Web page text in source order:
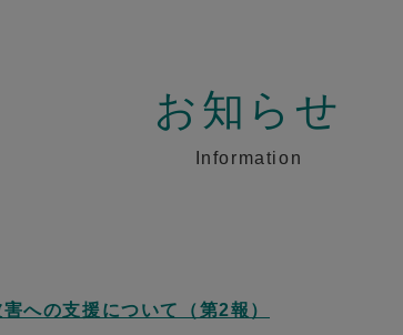
お知らせ
Information
への支援について（第2報）